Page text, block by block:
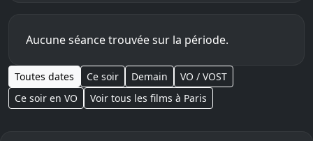
Aucune séance trouvée sur la période.
Toutes dates Ce soir Demain
VO / VOST
Ce soir en VO
Voir tous les films à Paris